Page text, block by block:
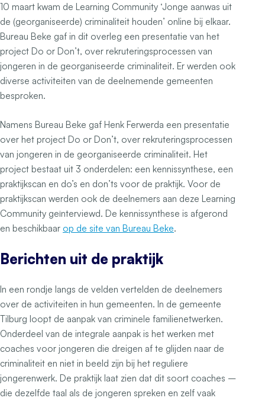
10 maart kwam de Learning Community ‘Jonge aanwas uit
de (georganiseerde) criminaliteit houden’ online bij elkaar.
Bureau Beke gaf in dit overleg een presentatie van het
project Do or Don’t, over rekruteringsprocessen van
jongeren in de georganiseerde criminaliteit. Er werden ook
diverse activiteiten van de deelnemende gemeenten
besproken.
Namens Bureau Beke gaf Henk Ferwerda een presentatie
over het project Do or Don’t, over rekruteringsprocessen
van jongeren in de georganiseerde criminaliteit. Het
project bestaat uit 3 onderdelen: een kennissynthese, een
praktijkscan en do’s en don’ts voor de praktijk. Voor de
praktijkscan werden ook de deelnemers aan deze Learning
Community geïnterviewd. De kennissynthese is afgerond
en beschikbaar op de site van Bureau Beke.
Berichten uit de praktijk
In een rondje langs de velden vertelden de deelnemers
over de activiteiten in hun gemeenten. In de gemeente
Tilburg loopt de aanpak van criminele familienetwerken.
Onderdeel van de integrale aanpak is het werken met
coaches voor jongeren die dreigen af te glijden naar de
criminaliteit en niet in beeld zijn bij het reguliere
jongerenwerk. De praktijk laat zien dat dit soort coaches –
die dezelfde taal als de jongeren spreken en zelf vaak